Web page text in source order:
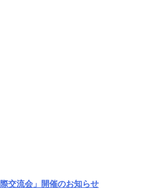
交流会」開催のお知らせ